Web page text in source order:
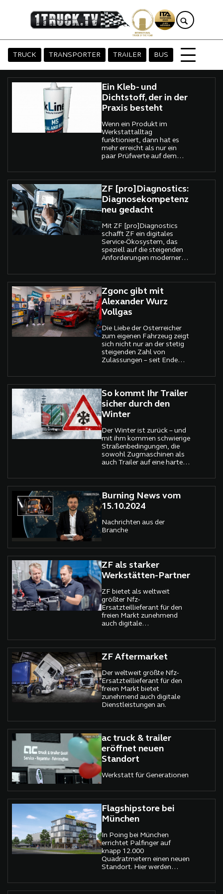
TRUCK TRANSPORTER TRAILER BUS
Ein Kleb- und
Dichtstoff, der in der
Praxis besteht
Wenn ein Produkt im
Werkstattalltag
funktioniert, dann hat es
mehr erreicht als nur ein
paar Prüfwerte auf dem
DKS Technik mit dem neuen
kLine MS Seal and Bond an.
Das Unternehmen, das seit
Jahrzehnten die Sprache des
Handwerks spricht, bringt
einen Kleb- und Dichtstoff
unkompliziert und
erstaunlich flexibel ist. Ein
echter Mehrzweckkollege
für Autowerkstatt,
Fahrzeugbau, Baustelle
ZF [pro]Diagnostics:
Diagnosekompetenz
neu gedacht
Mit ZF [pro]Diagnostics
schafft ZF ein digitales
Service-Ökosystem, das
speziell auf die steigenden
Anforderungen moderner
Flottenwerkstätten
zugeschnitten ist.
Zgonc gibt mit
Alexander Wurz
Vollgas
Die Liebe der Österreicher
zum eigenen Fahrzeug zeigt
sich nicht nur an der stetig
steigenden Zahl von
Zulassungen – seit Ende
Bestand sogar schneller als
die Bevölkerung – sondern
auch am ungebrochenen
Interesse an hochwertigem
Werkstatt- und Kfz-
Zubehör. Genau hier setzt
ambitioniertes Ziel: Die
Marktführerschaft in diesem
Segment.
So kommt Ihr Trailer
sicher durch den
Winter
Der Winter ist zurück – und
mit ihm kommen schwierige
Straßenbedingungen, die
sowohl Zugmaschinen als
auch Trailer auf eine harte
die Auflieger müssen für
Schnee, Eis und Kälte fit
gemacht werden, um
Unfälle und teure
Ausfallzeiten zu vermeiden.
Die Kögel Trailer GmbH hat
wertvolle Tipps für
Speditionen,
Fahrer zusammengestellt,
damit Ihre Trailer sicher und
zuverlässig durch die kalte
Jahreszeit kommen.
Burning News vom
15.10.2024
Nachrichten aus der
Branche
ZF als starker
Werkstätten-Partner
ZF bietet als weltweit
größter Nfz-
Ersatzteillieferant für den
freien Markt zunehmend
auch digitale
ZF Aftermarket
Der weltweit größte Nfz-
Ersatzteillieferant für den
freien Markt bietet
zunehmend auch digitale
Dienstleistungen an.
ac truck & trailer
eröffnet neuen
Standort
Werkstatt für Generationen
Flagshipstore bei
München
In Poing bei München
errichtet Palfinger auf
knapp 12.000
Quadratmetern einen neuen
Standort. Hier werden
Service sowie den Future-
Way-of-Work in einem